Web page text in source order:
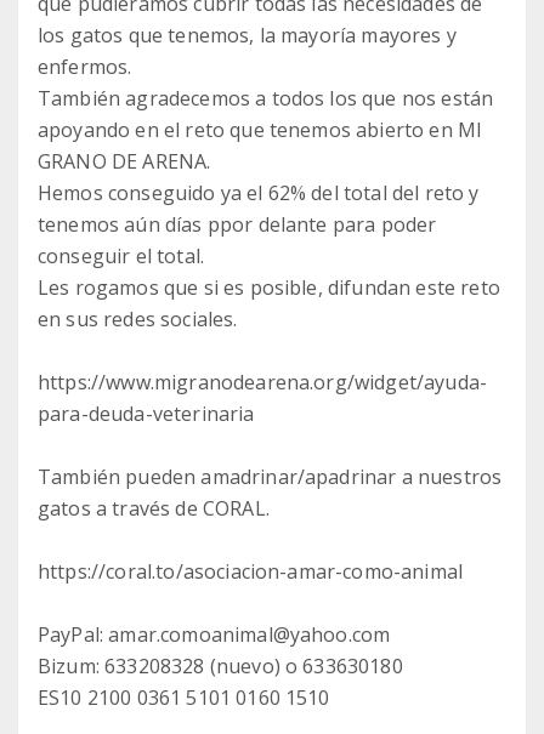
los gatos que tenemos, la mayoría mayores y
enfermos.
También agradecemos a todos los que nos están
apoyando en el reto que tenemos abierto en MI
GRANO DE ARENA.
Hemos conseguido ya el 62% del total del reto y
tenemos aún días ppor delante para poder
conseguir el total.
Les rogamos que si es posible, difundan este reto
en sus redes sociales.
https://www.migranodearena.org/widget/ayuda-
para-deuda-veterinaria
También pueden amadrinar/apadrinar a nuestros
gatos a través de CORAL.
https://coral.to/asociacion-amar-como-animal
PayPal: amar.comoanimal@yahoo.com
Bizum: 633208328 (nuevo) o 633630180
ES10 2100 0361 5101 0160 1510